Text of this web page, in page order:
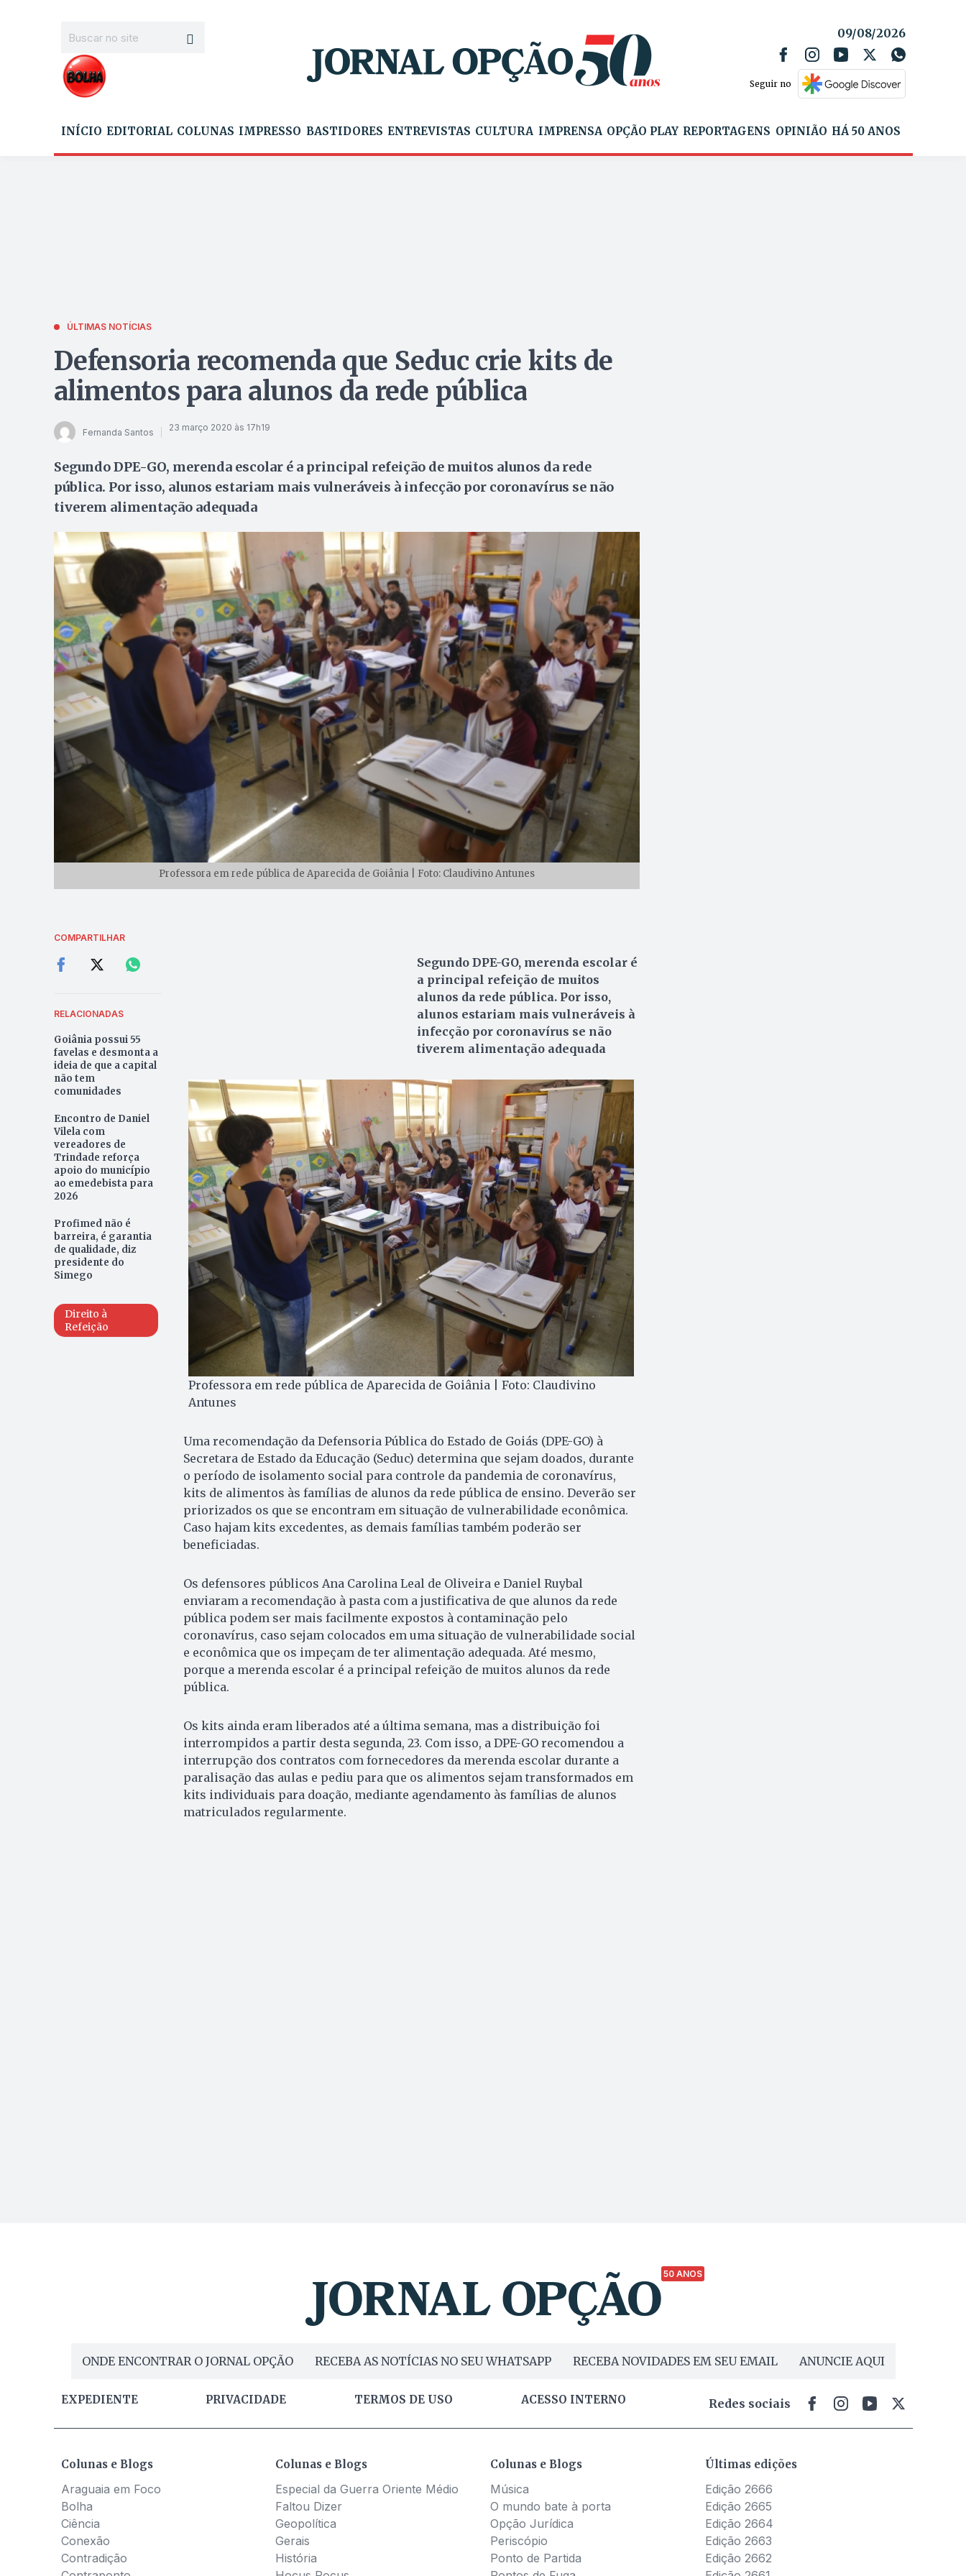
09/08/2026
Seguir no
INÍCIO EDITORIAL COLUNAS IMPRESSO BASTIDORES ENTREVISTAS CULTURA IMPRENSA OPÇÃO PLAY REPORTAGENS OPINIÃO HÁ 50 ANOS
ÚLTIMAS NOTÍCIAS
Defensoria recomenda que Seduc crie kits de
alimentos para alunos da rede pública
Fernanda Santos 23 março 2020 às 17h19
Segundo DPE-GO, merenda escolar é a principal refeição de muitos alunos da rede
pública. Por isso, alunos estariam mais vulneráveis à infecção por coronavírus se não
tiverem alimentação adequada
Professora em rede pública de Aparecida de Goiânia | Foto: Claudivino Antunes
COMPARTILHAR
RELACIONADAS
Goiânia possui 55
favelas e desmonta a
ideia de que a capital
não tem
comunidades
Encontro de Daniel
Vilela com
vereadores de
Trindade reforça
apoio do município
ao emedebista para
2026
Profimed não é
barreira, é garantia
de qualidade, diz
presidente do
Simego
Direito à
Refeição
Segundo DPE-GO, merenda escolar é
a principal refeição de muitos
alunos da rede pública. Por isso,
alunos estariam mais vulneráveis à
infecção por coronavírus se não
tiverem alimentação adequada
Professora em rede pública de Aparecida de Goiânia | Foto: Claudivino
Antunes
Uma recomendação da Defensoria Pública do Estado de Goiás (DPE-GO) à
Secretara de Estado da Educação (Seduc) determina que sejam doados, durante
o período de isolamento social para controle da pandemia de coronavírus,
kits de alimentos às famílias de alunos da rede pública de ensino. Deverão ser
priorizados os que se encontram em situação de vulnerabilidade econômica.
Caso hajam kits excedentes, as demais famílias também poderão ser
beneficiadas.
Os defensores públicos Ana Carolina Leal de Oliveira e Daniel Ruybal
enviaram a recomendação à pasta com a justificativa de que alunos da rede
pública podem ser mais facilmente expostos à contaminação pelo
coronavírus, caso sejam colocados em uma situação de vulnerabilidade social
e econômica que os impeçam de ter alimentação adequada. Até mesmo,
porque a merenda escolar é a principal refeição de muitos alunos da rede
pública.
Os kits ainda eram liberados até a última semana, mas a distribuição foi
interrompidos a partir desta segunda, 23. Com isso, a DPE-GO recomendou a
interrupção dos contratos com fornecedores da merenda escolar durante a
paralisação das aulas e pediu para que os alimentos sejam transformados em
kits individuais para doação, mediante agendamento às famílias de alunos
matriculados regularmente.
50 ANOS
ONDE ENCONTRAR O JORNAL OPÇÃO RECEBA AS NOTÍCIAS NO SEU WHATSAPP RECEBA NOVIDADES EM SEU EMAIL ANUNCIE AQUI
EXPEDIENTE PRIVACIDADE TERMOS DE USO ACESSO INTERNO Redes sociais
Colunas e Blogs
Araguaia em Foco
Bolha
Ciência
Conexão
Contradição
Colunas e Blogs
Especial da Guerra Oriente Médio
Faltou Dizer
Geopolítica
Gerais
História
Colunas e Blogs
Música
O mundo bate à porta
Opção Jurídica
Periscópio
Ponto de Partida
Últimas edições
Edição 2666
Edição 2665
Edição 2664
Edição 2663
Edição 2662